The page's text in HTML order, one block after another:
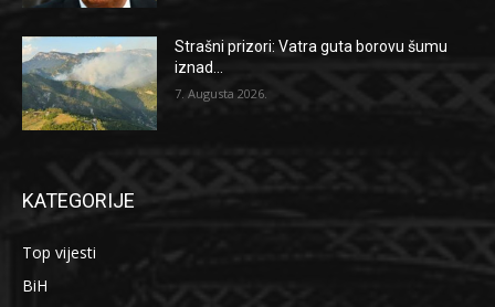
Strašni prizori: Vatra guta borovu šumu
iznad...
7. Augusta 2026.
KATEGORIJE
Top vijesti
BiH